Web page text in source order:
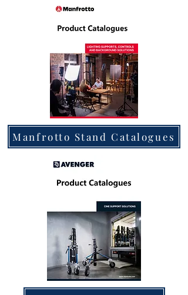
Manfrotto Stand Catalogues